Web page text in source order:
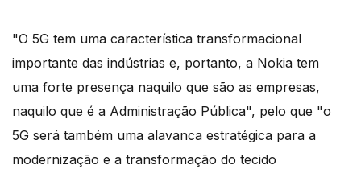
"O 5G tem uma característica transformacional
importante das indústrias e, portanto, a Nokia tem
uma forte presença naquilo que são as empresas,
naquilo que é a Administração Pública", pelo que "o
5G será também uma alavanca estratégica para a
modernização e a transformação do tecido